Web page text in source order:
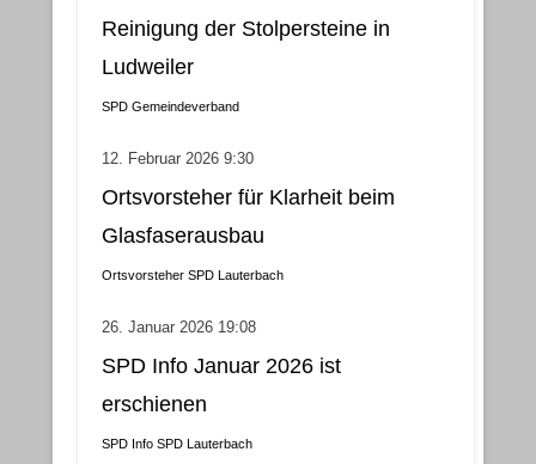
Reinigung der Stolpersteine in
Ludweiler
SPD Gemeindeverband
12. Februar 2026 9:30
Ortsvorsteher für Klarheit beim
Glasfaserausbau
Ortsvorsteher SPD Lauterbach
26. Januar 2026 19:08
SPD Info Januar 2026 ist
erschienen
SPD Info SPD Lauterbach